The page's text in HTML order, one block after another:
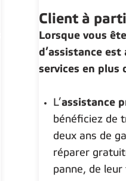
Client à
Lorsque vous
d’assistance
services en plus
L’assistance
bénéficiez de
deux ans de
réparer
panne, de